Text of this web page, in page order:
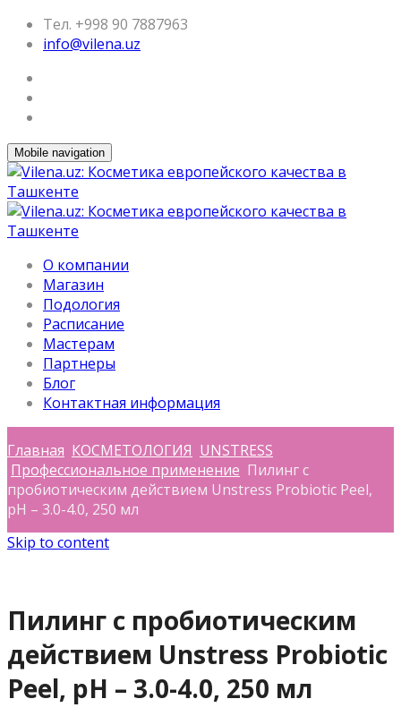
Тел. +998 90 7887963
info@vilena.uz
Mobile navigation
О компании
Магазин
Подология
Расписание
Мастерам
Партнеры
Блог
Контактная информация
Главная КОСМЕТОЛОГИЯ UNSTRESS
Профессиональное применение Пилинг с
пробиотическим действием Unstress Probiotic Peel,
pH – 3.0-4.0, 250 мл
Skip to content
Пилинг с пробиотическим
действием Unstress Probiotic
Peel, pH – 3.0-4.0, 250 мл